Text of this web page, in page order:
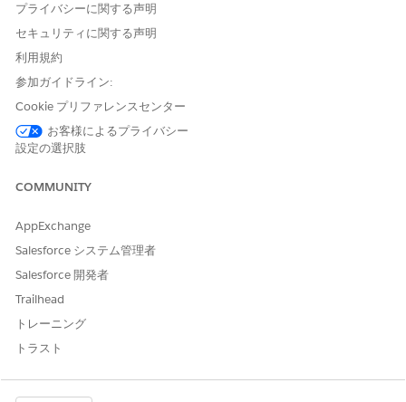
Create the permission sets for both using and configuring
Compliant Data Sharing before attempting to assign them to
users. Also ensure that users have already been assigned the
required permission set license.
From Setup, in the Quick Find box, enter
Sets, and then click
On the Permission Sets Setup page, click the name of the
ClickManage Assignments
SEE ALSO
Create Permission Sets for Compliant Data Sharing
Enable Compliant Data Sharing for Objects
Licenses Overview
プライバシーに関する声明
セキュリティに関する声明
利用規約
参加ガイドライン:
Cookie プリファレンスセンター
お客様によるプライバシー
設定の選択肢
COMMUNITY
AppExchange
Salesforce システム管理者
Salesforce 開発者
Trailhead
トレーニング
トラスト